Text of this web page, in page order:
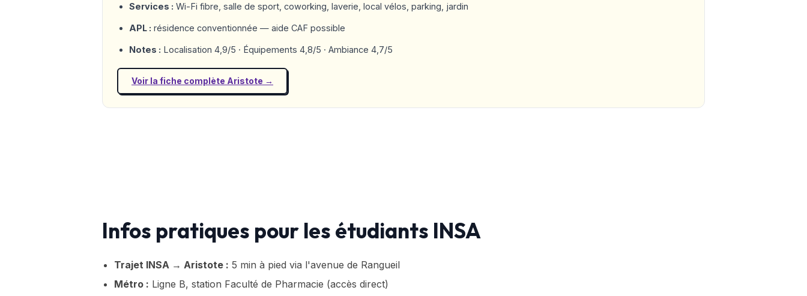
Services : Wi-Fi fibre, salle de sport, coworking, laverie, local vélos, parking, jardin
APL : résidence conventionnée — aide CAF possible
Notes : Localisation 4,9/5 · Équipements 4,8/5 · Ambiance 4,7/5
Voir la fiche complète Aristote →
Infos pratiques pour les étudiants INSA
Trajet INSA → Aristote : 5 min à pied via l'avenue de Rangueil
Métro : Ligne B, station Faculté de Pharmacie (accès direct)